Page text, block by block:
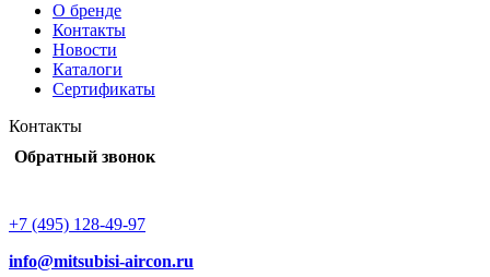
О бренде
Контакты
Новости
Каталоги
Сертификаты
Контакты
Обратный звонок
+7 (495) 128-49-97
info@mitsubisi-aircon.ru